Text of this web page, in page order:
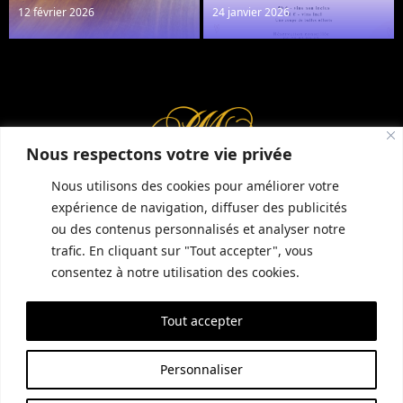
Nous respectons votre vie privée
Nous utilisons des cookies pour améliorer votre
expérience de navigation, diffuser des publicités
ou des contenus personnalisés et analyser notre
trafic. En cliquant sur "Tout accepter", vous
consentez à notre utilisation des cookies.
Personnaliser
Tout accepter
12 février 2026 24 janvier 2026
INFORMATIONS COMPLÉMENTAIRES GUIDE LOCAL
MENTIONS LÉGALES
CONDITIONS GÉNÉRALES DE VENTE (CGV)
POLITIQUE DE CONFIDENTIALITÉ
SITE RÉALISÉ PAR EMPREINTE SEO